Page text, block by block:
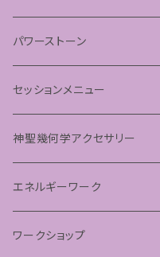
神聖幾何学フラワーオブライフ
神聖幾何学シードオブライフ
パステルマンダラアート
パワーストーン
セッションメニュー
神聖幾何学アクセサリー
ペンダント
エネルギーワーク
フラーレンプロテクション
ワークショップ